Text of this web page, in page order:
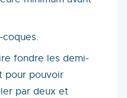
fondre les demi-
pour pouvoir
par deux et